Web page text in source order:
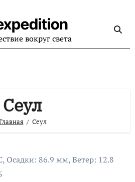
вокруг света
Сеул
Сеул
Осадки: 86.9 мм, Ветер: 12.8